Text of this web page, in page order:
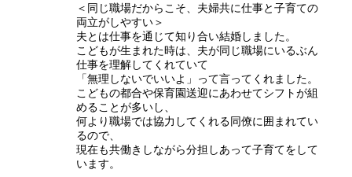
＜同じ職場だからこそ、夫婦共に仕事と子育ての
両立がしやすい＞
夫とは仕事を通じて知り合い結婚しました。
こどもが生まれた時は、夫が同じ職場にいるぶん
仕事を理解してくれていて
「無理しないでいいよ」って言ってくれました。
こどもの都合や保育園送迎にあわせてシフトが組
めることが多いし、
何より職場では協力してくれる同僚に囲まれてい
るので、
現在も共働きしながら分担しあって子育てをして
います。